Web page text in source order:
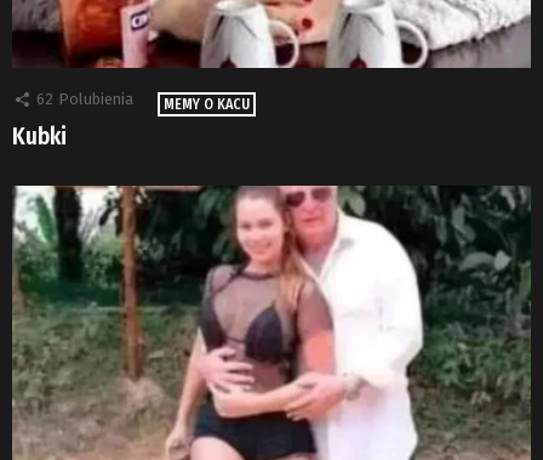
62 Polubienia MEMY O KACU
Kubki